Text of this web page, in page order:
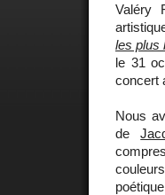
Valéry
les plus
le 31
concert
Nous
de